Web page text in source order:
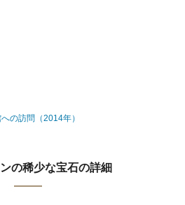
の訪問（2014年）
の稀少な宝石の詳細